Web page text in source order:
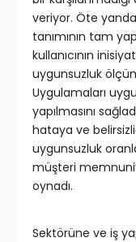
veriyor. Öte
tanımının tam
kullanıcının
uygunsuzluk
Uygulamaları
yapılmasını
hataya ve
uygunsuzluk
müşteri
oynadı.
Sektörüne ve iş